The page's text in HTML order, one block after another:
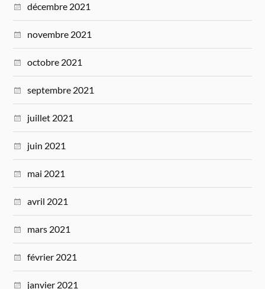
décembre 2021
novembre 2021
octobre 2021
septembre 2021
juillet 2021
juin 2021
mai 2021
avril 2021
mars 2021
février 2021
janvier 2021